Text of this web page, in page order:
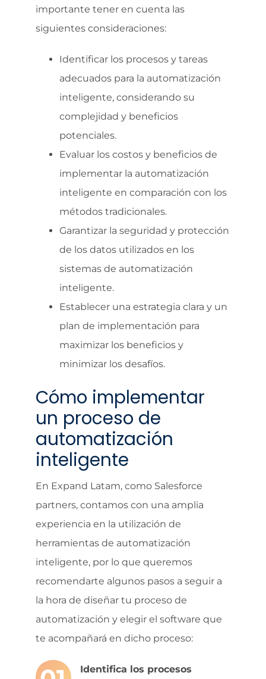
importante tener en cuenta las
siguientes consideraciones:
Identificar los procesos y tareas
adecuados para la automatización
inteligente, considerando su
complejidad y beneficios
potenciales.
Evaluar los costos y beneficios de
implementar la automatización
inteligente en comparación con los
métodos tradicionales.
Garantizar la seguridad y protección
de los datos utilizados en los
sistemas de automatización
inteligente.
Establecer una estrategia clara y un
plan de implementación para
maximizar los beneficios y
minimizar los desafíos.
Cómo implementar
un proceso de
automatización
inteligente
En Expand Latam, como Salesforce
partners, contamos con una amplia
experiencia en la utilización de
herramientas de automatización
inteligente, por lo que queremos
recomendarte algunos pasos a seguir a
la hora de diseñar tu proceso de
automatización y elegir el software que
te acompañará en dicho proceso:
Identifica los procesos